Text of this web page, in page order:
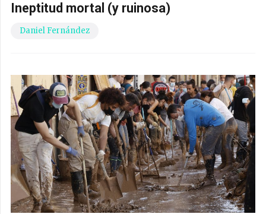
Ineptitud mortal (y ruinosa)
Daniel Fernández